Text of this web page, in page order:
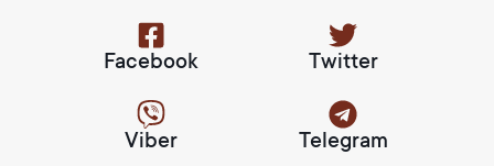
Facebook Twitter
Viber Telegram